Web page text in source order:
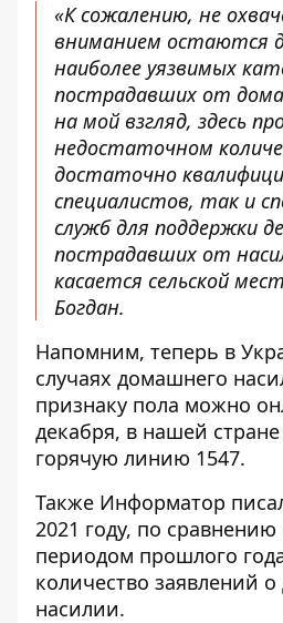
«К сожалению, не
вниманием остаются
наиболее уязвимых
пострадавших от
на мой взгляд, здесь
недостаточном
достаточно
специалистов, так и
служб для поддержки
пострадавших от
касается сельской
Богдан.
Напомним, теперь в
случаях домашнего
признаку пола можно
декабря, в нашей стране
горячую линию 1547.
Также Информатор
2021 году, по
периодом прошлого
количество заявлений
насилии.